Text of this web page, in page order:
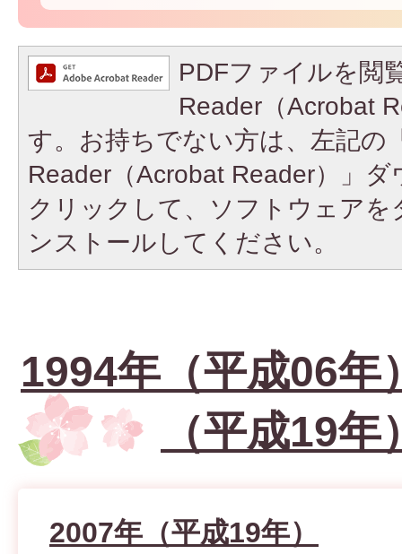
PDFファイルを閲
Reader（Acrobat
す。お持ちでない方は、左記の
Reader（Acrobat Reader）」
クリックして、ソフトウェア
ンストールしてください。
1994年（平成06年
（平成19
2007年（平成19年）